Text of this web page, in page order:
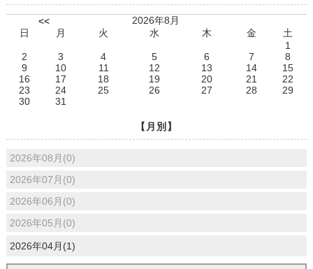
<<
2026年8月
日
月 火 水 木 金
土
1
2
3 4 5 6 7
8
9
10 11 12 13 14
15
16
17 18 19 20 21
22
23
24 25 26 27 28
29
30
31
【月別】
2026年08月(0)
2026年07月(0)
2026年06月(0)
2026年05月(0)
2026年04月(1)